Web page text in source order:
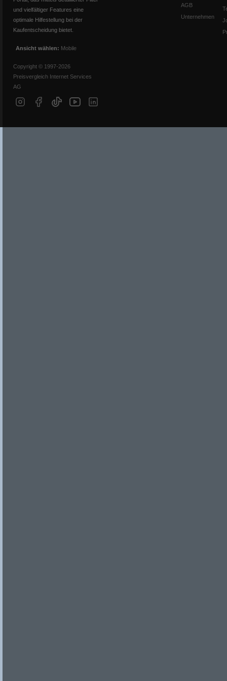
und vielfältiger Features eine
optimale Hilfestellung bei der
Kaufentscheidung bietet.
Ansicht wählen: Mobile
Copyright © 1997-2026
Preisvergleich Internet Services
AG
AGB
Unternehmen